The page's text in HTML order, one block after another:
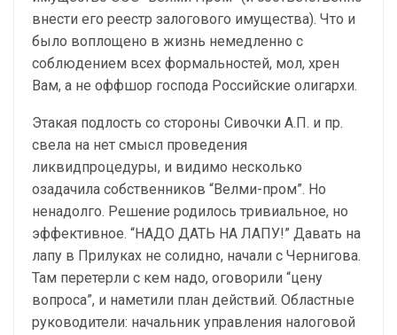
внести его реестр залогового имущества). Что и
было воплощено в жизнь немедленно с
соблюдением всех формальностей, мол, хрен
Вам, а не оффшор господа Российские олигархи.
Этакая подлость со стороны Сивочки А.П. и пр.
свела на нет смысл проведения
ликвидпроцедуры, и видимо несколько
озадачила собственников “Велми-пром”. Но
ненадолго. Решение родилось тривиальное, но
эффективное. “НАДО ДАТЬ НА ЛАПУ!” Давать на
лапу в Прилуках не солидно, начали с Чернигова.
Там перетерли с кем надо, оговорили “цену
вопроса”, и наметили план действий. Областные
руководители: начальник управления налоговой